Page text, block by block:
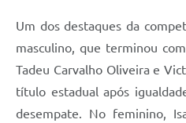
Um dos destaques da
masculino, que terminou
Tadeu Carvalho Oliveira e
título estadual após
desempate. No feminino,